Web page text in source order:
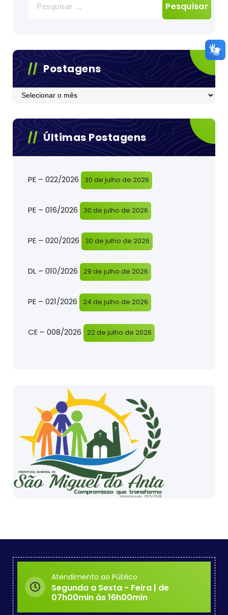
por:
Postagens
Postagens
Últimas Postagens
PE – 022/2026 30 de julho de 2026
PE – 016/2026 30 de julho de 2026
PE – 020/2026 30 de julho de 2026
DL – 010/2026 29 de julho de 2026
PE – 021/2026 24 de julho de 2026
CE – 008/2026 22 de julho de 2026
Atendimento ao Público
Segunda a Sexta - Feira | de
07h00min às 16h00min